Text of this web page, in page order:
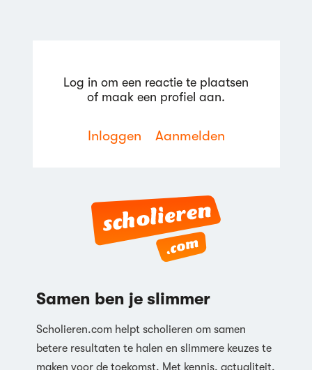
Log in om een reactie te plaatsen
of maak een profiel aan.
Inloggen Aanmelden
Samen ben je slimmer
Scholieren.com helpt scholieren om samen
betere resultaten te halen en slimmere keuzes te
maken voor de toekomst. Met kennis, actualiteit,